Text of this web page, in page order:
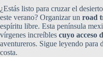
¿Estás listo para cruzar el
este verano? Organizar un road
espíritu libre. Esta península
vírgenes increíbles cuyo acceso
aventureros. Sigue leyendo para
costa.